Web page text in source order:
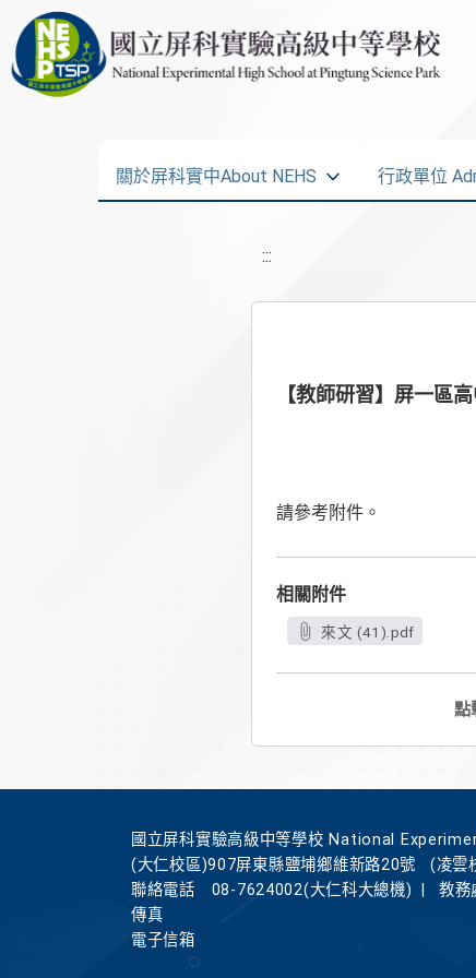
關於屏科實中About NEHS 行政單位
:::
【教師研習】屏一區
請參考附件。
相關附件
來文 (41).pdf
點
國立屏科實驗高級中等學校 National
(大仁校區)907屏東縣鹽埔鄉維新路20號
(凌雲
聯絡電話
08-7624002(大仁科大總機)
教
傳真
電子信箱